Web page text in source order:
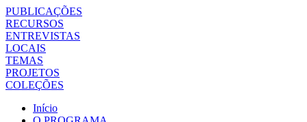
PUBLICAÇÕES
RECURSOS
ENTREVISTAS
LOCAIS
TEMAS
PROJETOS
COLEÇÕES
Início